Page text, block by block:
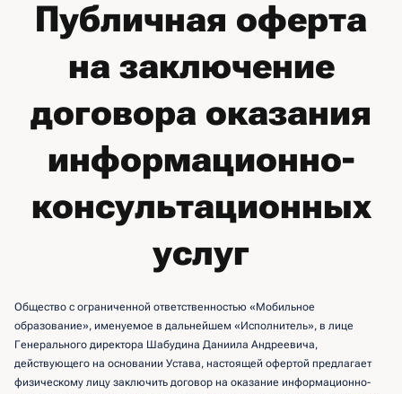
Публичная оферта
на заключение
договора оказания
информационно-
консультационных
услуг
Общество с ограниченной ответственностью «Мобильное
образование», именуемое в дальнейшем «Исполнитель», в лице
Генерального директора Шабудина Даниила Андреевича,
действующего на основании Устава, настоящей офертой предлагает
физическому лицу заключить договор на оказание информационно-